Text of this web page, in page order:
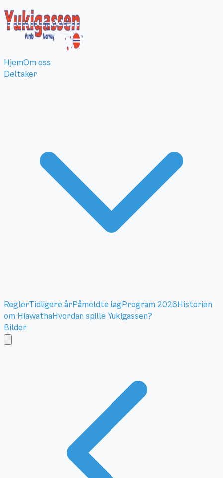
HjemOm oss
Deltaker
ReglerTidligere årPåmeldte lagProgram 2026Historien
om HiawathaHvordan spille Yukigassen?
Bilder